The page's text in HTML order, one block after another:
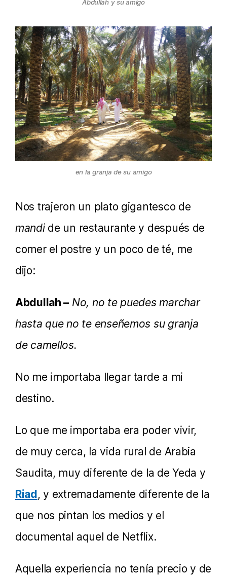
Abdullah y su amigo
en la granja de su amigo
Nos trajeron un plato gigantesco de
mandide un restaurante y después de
comer el postre y un poco de té, me
dijo:
Abdullah – No, no te puedes marchar
hasta que no te enseñemos su granja
de camellos.
No me importaba llegar tarde a mi
destino.
Lo que me importaba era poder vivir,
de muy cerca, la vida rural de Arabia
Saudita, muy diferente de la de Yeda y
Riad, y extremadamente diferente de la
que nos pintan los medios y el
documental aquel de Netflix.
Aquella experiencia no tenía precio y de